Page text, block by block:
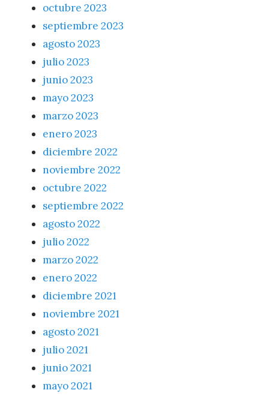
octubre 2023
septiembre 2023
agosto 2023
julio 2023
junio 2023
mayo 2023
marzo 2023
enero 2023
diciembre 2022
noviembre 2022
octubre 2022
septiembre 2022
agosto 2022
julio 2022
marzo 2022
enero 2022
diciembre 2021
noviembre 2021
agosto 2021
julio 2021
junio 2021
mayo 2021